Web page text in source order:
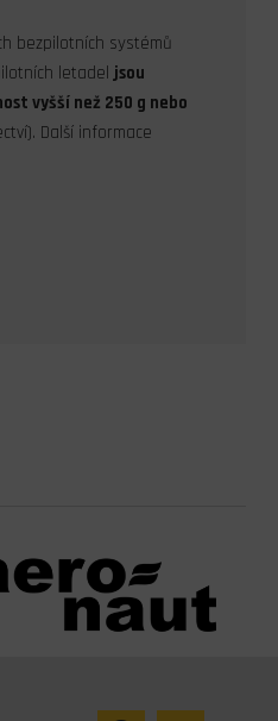
bezpilotních systémů
letadeljsou
vyšší než 250 g nebo
Další informace